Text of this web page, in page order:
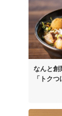
なんと創
「トク